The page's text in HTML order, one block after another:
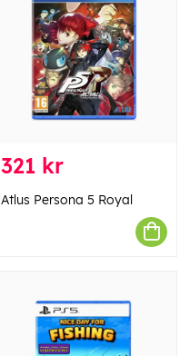
321 kr
Atlus Persona 5 Royal